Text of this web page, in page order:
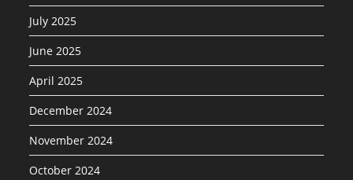
July 2025
June 2025
April 2025
December 2024
November 2024
October 2024